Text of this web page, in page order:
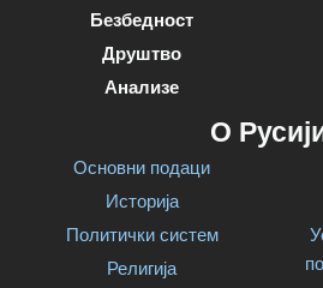
Безбедност
Друштво
Анализе
О
Основни подаци
Историја
Политички систем
Религија